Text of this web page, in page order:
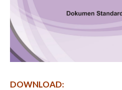
DOWNLOAD: